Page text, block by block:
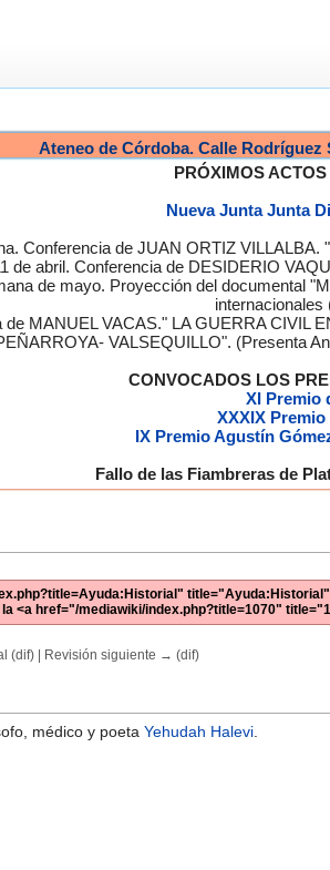
Ateneo de Córdoba. Calle Rodríguez
PRÓXIMOS
Nueva Junta Junta
Conferencia de JUAN ORTIZ
de abril. Conferencia de DESIDERIO
de mayo. Proyección del documental
internacionales
de MANUEL VACAS." LA GUERRA
VALSEQUILLO". (Presenta
CONVOCADOS LOS
XI Premio
XXXIX
IX Premio Agustín
Fallo de las Fiambreras de
<a href="/mediawiki/index.php?title=1070"
(dif) | Revisión siguiente → (dif)
médico y poetaYehudah Halevi.